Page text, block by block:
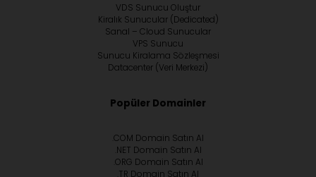
VDS Sunucu Oluştur
Kiralık Sunucular (Dedicated)
Sanal – Cloud Sunucular
VPS Sunucu
Sunucu Kiralama Sözleşmesi
Datacenter (Veri Merkezi)
Popüler Domainler
.COM Domain Satın Al
.NET Domain Satın Al
.ORG Domain Satın Al
.TR Domain Satın Al